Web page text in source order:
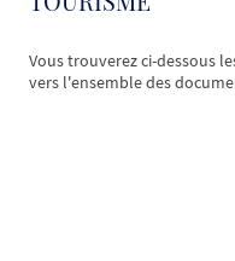
Vous trouverez ci-dessous
vers l'ensemble des